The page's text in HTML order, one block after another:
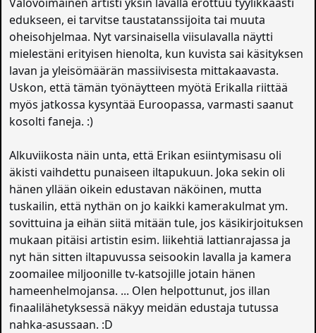
edukseen, ei tarvitse taustatanssijoita tai muuta
oheisohjelmaa. Nyt varsinaisella viisulavalla näytti
mielestäni erityisen hienolta, kun kuvista sai käsityksen
lavan ja yleisömäärän massiivisesta mittakaavasta.
Uskon, että tämän työnäytteen myötä Erikalla riittää
myös jatkossa kysyntää Euroopassa, varmasti saanut
kosolti faneja. :)
Alkuviikosta näin unta, että Erikan esiintymisasu oli
äkisti vaihdettu punaiseen iltapukuun. Joka sekin oli
hänen yllään oikein edustavan näköinen, mutta
tuskailin, että nythän on jo kaikki kamerakulmat ym.
sovittuina ja eihän siitä mitään tule, jos käsikirjoituksen
mukaan pitäisi artistin esim. liikehtiä lattianrajassa ja
nyt hän sitten iltapuvussa seisookin lavalla ja kamera
zoomailee miljoonille tv-katsojille jotain hänen
hameenhelmojansa. ... Olen helpottunut, jos illan
finaalilähetyksessä näkyy meidän edustaja tutussa
nahka-asussaan. :D